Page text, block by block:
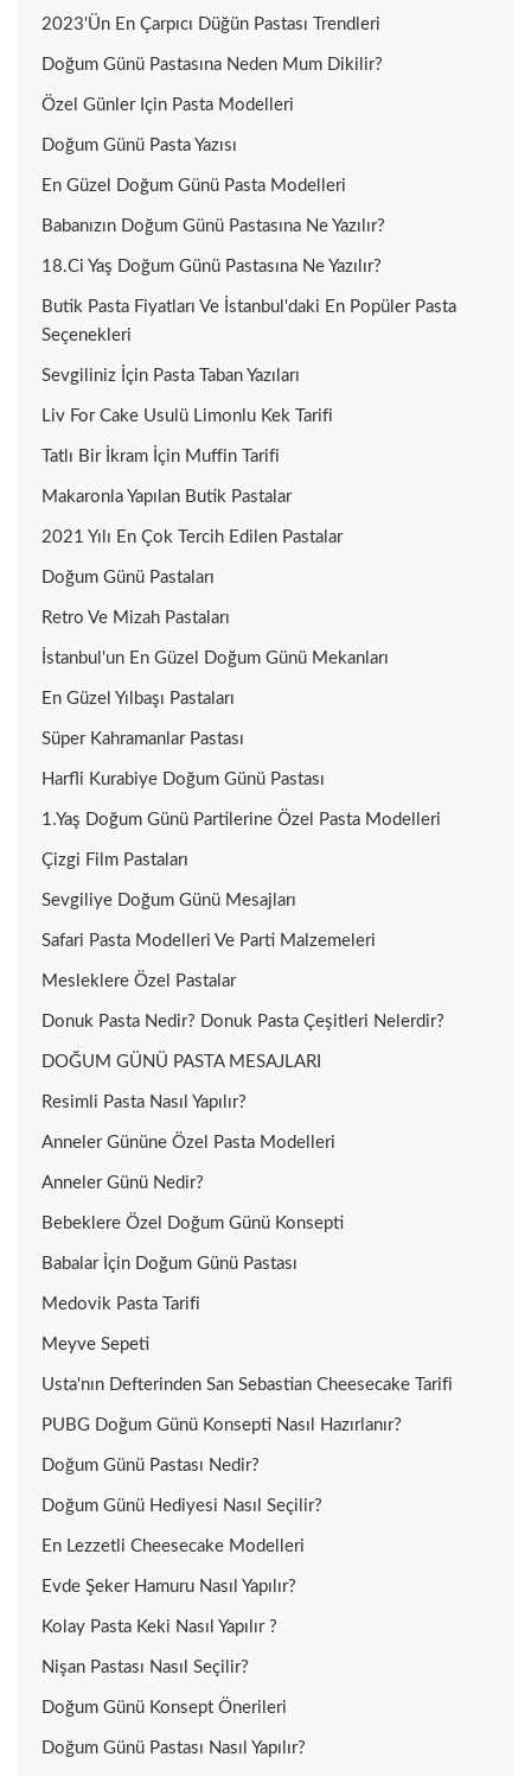
2023'ün En Çarpıcı Düğün Pastası Trendleri
Doğum Günü Pastasına Neden Mum Dikilir?
Özel Günler Için Pasta Modelleri
Doğum Günü Pasta Yazısı
En Güzel Doğum Günü Pasta Modelleri
Babanızın Doğum Günü Pastasına Ne Yazılır?
18.ci Yaş Doğum Günü Pastasına Ne Yazılır?
Butik Pasta Fiyatları Ve İstanbul'daki En Popüler Pasta
Seçenekleri
Sevgiliniz İçin Pasta Taban Yazıları
Liv For Cake Usulü Limonlu Kek Tarifi
Tatlı Bir İkram İçin Muffin Tarifi
Makaronla Yapılan Butik Pastalar
2021 Yılı En Çok Tercih Edilen Pastalar
Doğum Günü Pastaları
Retro Ve Mizah Pastaları
İstanbul'un En Güzel Doğum Günü Mekanları
En Güzel Yılbaşı Pastaları
Süper Kahramanlar Pastası
Harfli Kurabiye Doğum Günü Pastası
1.Yaş Doğum Günü Partilerine Özel Pasta Modelleri
Çizgi Film Pastaları
Sevgiliye Doğum Günü Mesajları
Safari Pasta Modelleri Ve Parti Malzemeleri
Mesleklere Özel Pastalar
Donuk Pasta Nedir? Donuk Pasta Çeşitleri Nelerdir?
DOĞUM GÜNÜ PASTA MESAJLARI
Resimli Pasta Nasıl Yapılır?
Anneler Gününe Özel Pasta Modelleri
Anneler Günü Nedir?
Bebeklere Özel Doğum Günü Konsepti
Babalar İçin Doğum Günü Pastası
Medovik Pasta Tarifi
Meyve Sepeti
Usta'nın Defterinden San Sebastian Cheesecake Tarifi
PUBG Doğum Günü Konsepti Nasıl Hazırlanır?
Doğum Günü Pastası Nedir?
Doğum Günü Hediyesi Nasıl Seçilir?
En Lezzetli Cheesecake Modelleri
Evde Şeker Hamuru Nasıl Yapılır?
Kolay Pasta Keki Nasıl Yapılır ?
Nişan Pastası Nasıl Seçilir?
Doğum Günü Konsept Önerileri
Doğum Günü Pastası Nasıl Yapılır?